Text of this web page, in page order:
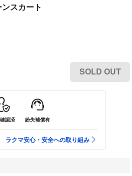
スカート
SOLD OUT
認済 紛失補償有
ラクマ安心・安全への取り組み